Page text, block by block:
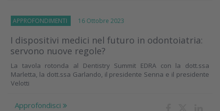
APPROFONDIMENTI 16 Ottobre 2023
I dispositivi medici nel futuro in odontoiatria:
servono nuove regole?
La tavola rotonda al Dentistry Summit EDRA con la dott.ssa
Marletta, la dott.ssa Garlando, il presidente Senna e il presidente
Velotti
Approfondisci